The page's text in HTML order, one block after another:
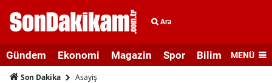
Ara
Gündem Ekonomi Magazin Spor Bilim veMENÜ
Son Dakika Asayiş